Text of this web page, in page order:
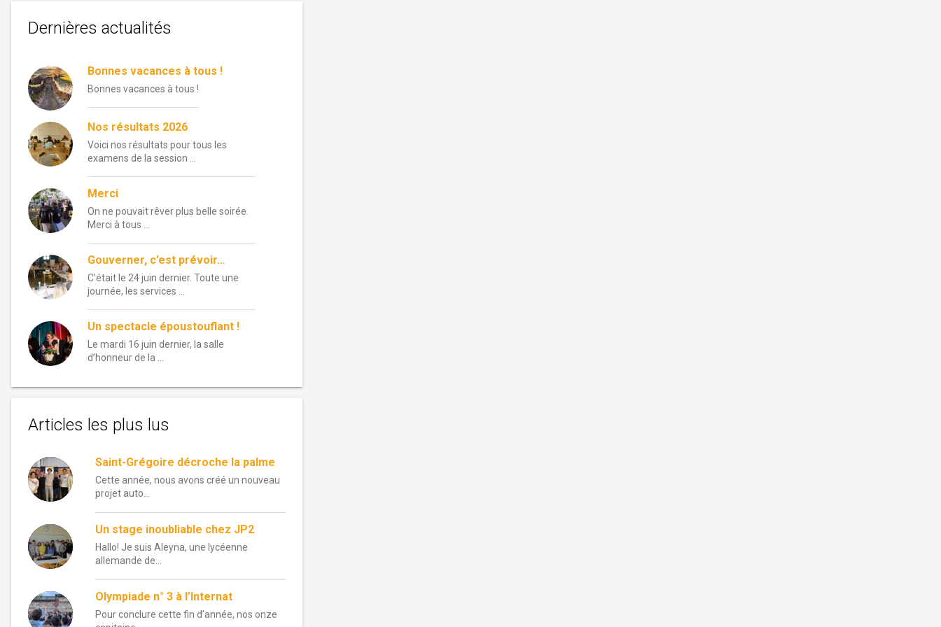
de
l’article
Dernières actualités
Bonnes vacances à tous !
Bonnes vacances à tous !
Nos résultats 2026
Voici nos résultats pour tous les
examens de la session …
Merci
On ne pouvait rêver plus belle soirée.
Merci à tous …
Gouverner, c’est prévoir…
C’était le 24 juin dernier. Toute une
journée, les services …
Un spectacle époustouflant !
Le mardi 16 juin dernier, la salle
d’honneur de la …
Articles les plus lus
Saint-Grégoire décroche la palme
Cette année, nous avons créé un nouveau
projet auto...
Un stage inoubliable chez JP2
Hallo! Je suis Aleyna, une lycéenne
allemande de...
Olympiade n° 3 à l’Internat
Pour conclure cette fin d’année, nos onze